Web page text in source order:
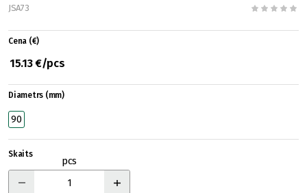
JSA73
Cena (€)
15.13 €/pcs
Diametrs (mm)
90
Skaits
pcs